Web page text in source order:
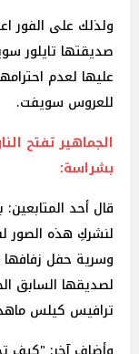
ولذلك على الفور
صديقتها تايلور
عليها لعدم
للعروس سويفت.
الجماهير تفتح
بشراسة:
قال أحد المتابعين:
لنشركِ هذه الصور
وسرية حفل
لصديقها السابق
ترافيس كيلس